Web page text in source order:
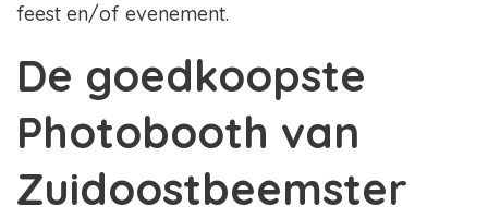
feest en/of evenement.
De goedkoopste
Photobooth van
Zuidoostbeemster